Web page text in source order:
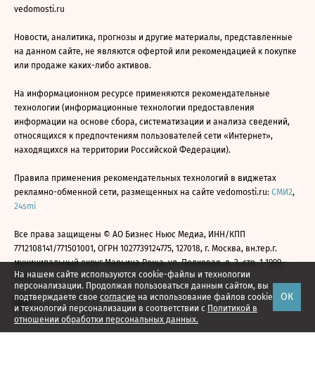
На нашем сайте используются cookie-файлы и технологии
персонализации. Продолжая пользоваться данным сайтом, вы
подтверждаете свое согласие на использование файлов cookie
и технологий персонализации в соответствии с Политикой в
отношении обработки персональных данных.
ОК
vedomosti.ru
Новости, аналитика, прогнозы и другие материалы, представленные
на данном сайте, не являются офертой или рекомендацией к покупке
или продаже каких-либо активов.
На информационном ресурсе применяются рекомендательные
технологии (информационные технологии предоставления
информации на основе сбора, систематизации и анализа сведений,
относящихся к предпочтениям пользователей сети «Интернет»,
находящихся на территории Российской Федерации).
Правила применения рекомендательных технологий в виджетах
рекламно-обменной сети, размещенных на сайте vedomosti.ru: СМИ2,
24smi
Все права защищены © АО Бизнес Ньюс Медиа, ИНН/КПП
7712108141/771501001, ОГРН 1027739124775, 127018, г. Москва, вн.тер.г.
муниципальный округ Марьина Роща, ул. Полковая, д. 3, стр. 1 1999—
2026